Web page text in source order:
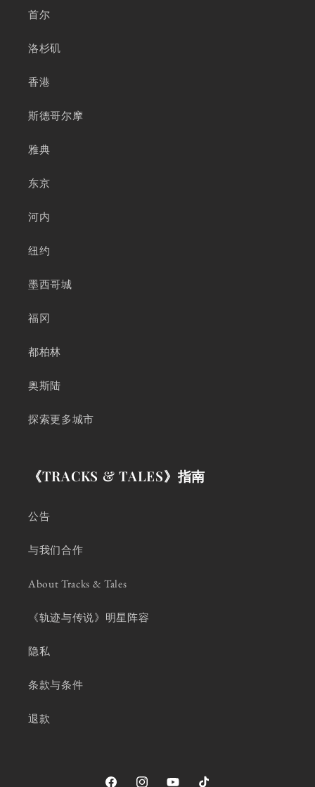
首尔
洛杉矶
香港
斯德哥尔摩
雅典
东京
河内
纽约
墨西哥城
福冈
都柏林
奥斯陆
探索更多城市
《TRACKS & TALES》指南
公告
与我们合作
About Tracks & Tales
《轨迹与传说》明星阵容
隐私
条款与条件
退款